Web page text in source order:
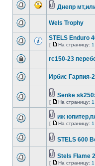
Днепр
Wels Trophy
STELS Enduro
[ На страницу: 1
rc150-23
Ирбис Гарпия-
Senke
[ На страницу: 1
иж
[ На страницу: 1
STELS 600
Stels Flame
[ На страницу: 1